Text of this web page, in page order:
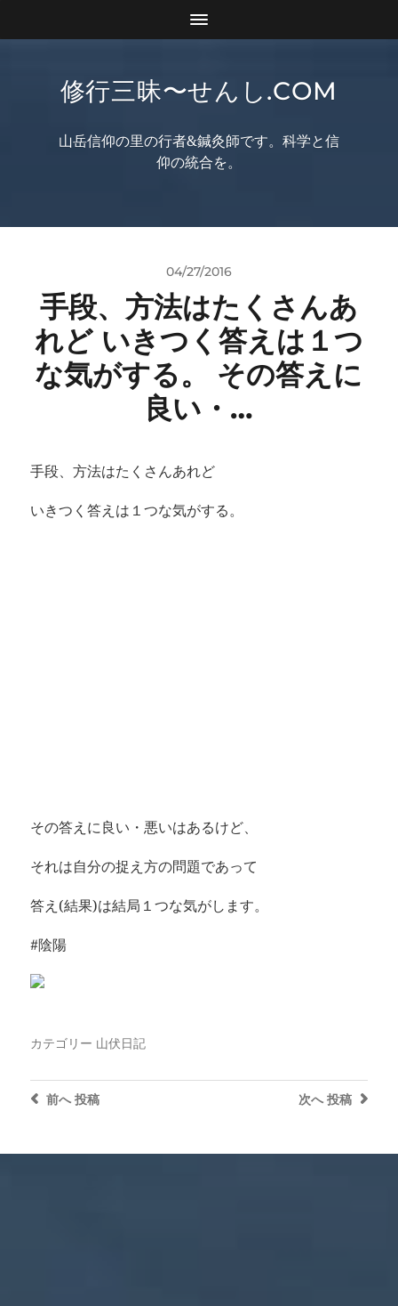
修行三昧〜せんし.COM
山岳信仰の里の行者&鍼灸師です。科学と信
仰の統合を。
04/27/2016
手段、方法はたくさんあ
れど いきつく答えは１つ
な気がする。 その答えに
良い・…
手段、方法はたくさんあれど
いきつく答えは１つな気がする。
その答えに良い・悪いはあるけど、
それは自分の捉え方の問題であって
答え(結果)は結局１つな気がします。
#陰陽
カテゴリー 山伏日記
次へ 投稿
前へ投稿